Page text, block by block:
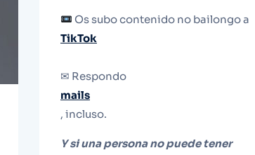
Os subo contenido no bailongo a
TikTok
✉ Respondo
mails
, incluso.
Y si una persona no puede tener